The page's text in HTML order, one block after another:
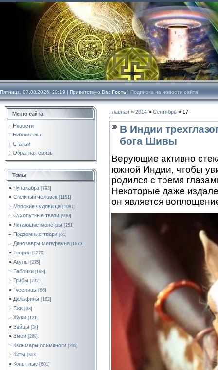
Пятница, 07.08.2026, 20:19 | Приветствую Вас Гость | Подписка на новости сайта
Меню сайта
Новости
Библиотека
Статьи
Обратная связь
Темы
Чупакабра [793]
Снежный человек [1151]
Морские чудовища [1087]
Сухопутные твари [930]
Летающие монстры [251]
Подземные твари [61]
Динозавры,мегафауна [1673]
Теория [1270]
Акулы [275]
Бабочки [168]
Грибы [231]
Гусеницы [66]
Дельфины [182]
Ежи [38]
Жуки [121]
Зайцы [34]
Змеи [269]
Кальмары,осьминоги [205]
Киты [303]
Копытные [601]
Главная » 2014 » Сентябрь » 17
В Индии
бога Шивы
Верующие активно
южной Индии, чтобы
родился с тремя
Некоторые даже
он является